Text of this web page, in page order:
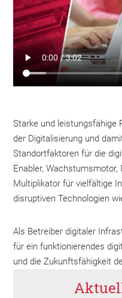
Starke und leistungsfähige
der Digitalisierung und
Standortfaktoren für die
Enabler,
Multiplikator für vielfältige
disruptiven Technologien
Als Betreiber digitaler
für ein funktionierendes
und die Zukunftsfähigkeit